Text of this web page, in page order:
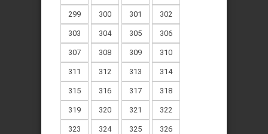
299 300 301 302
303 304 305 306
307 308 309 310
311 312 313 314
315 316 317 318
319 320 321 322
323 324 325 326